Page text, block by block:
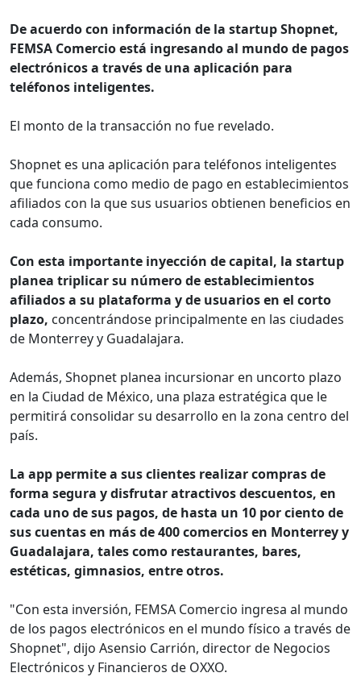
De acuerdo con información de la startup Shopnet,
FEMSA Comercio está ingresando al mundo de pagos
electrónicos a través de una aplicación para
teléfonos inteligentes.
El monto de la transacción no fue revelado.
Shopnet es una aplicación para teléfonos inteligentes
que funciona como medio de pago en establecimientos
afiliados con la que sus usuarios obtienen beneficios en
cada consumo.
Con esta importante inyección de capital, la startup
planea triplicar su número de establecimientos
afiliados a su plataforma y de usuarios en el corto
plazo, concentrándose principalmente en las ciudades
de Monterrey y Guadalajara.
Además, Shopnet planea incursionar en uncorto plazo
en la Ciudad de México, una plaza estratégica que le
permitirá consolidar su desarrollo en la zona centro del
país.
La app permite a sus clientes realizar compras de
forma segura y disfrutar atractivos descuentos, en
cada uno de sus pagos, de hasta un 10 por ciento de
sus cuentas en más de 400 comercios en Monterrey y
Guadalajara, tales como restaurantes, bares,
estéticas, gimnasios, entre otros.
"Con esta inversión, FEMSA Comercio ingresa al mundo
de los pagos electrónicos en el mundo físico a través de
Shopnet", dijo Asensio Carrión, director de Negocios
Electrónicos y Financieros de OXXO.